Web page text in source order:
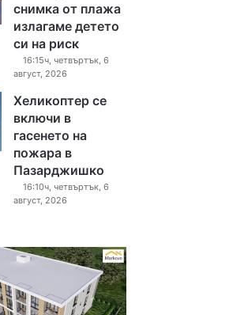
снимка от плажа
излагаме детето
си на риск
16:15ч, четвъртък, 6
август, 2026
Хеликоптер се
включи в
гасенето на
пожара в
Пазарджишко
16:10ч, четвъртък, 6
август, 2026